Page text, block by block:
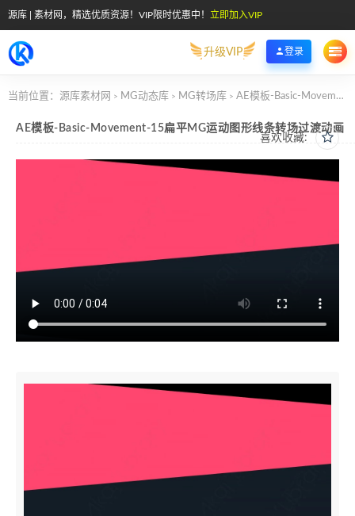
源库 | 素材网，精选优质资源！VIP限时优惠中！ 立即加入VIP
升级VIP 登录
当前位置： 源库素材网 > MG动态库 > MG转场库 > AE模板-Basic-Movement-15扁平MG运动图形线条转场过渡动画
喜欢收藏:
AE模板-Basic-Movement-15扁平MG运动图形线条转场过渡动画